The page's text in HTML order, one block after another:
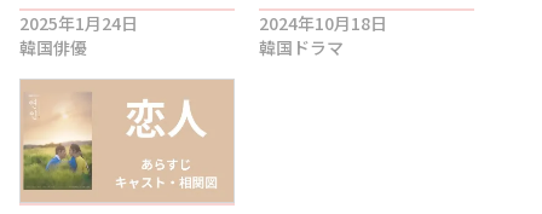
2025年1月24日
韓国俳優
2024年10月18日
韓国ドラマ